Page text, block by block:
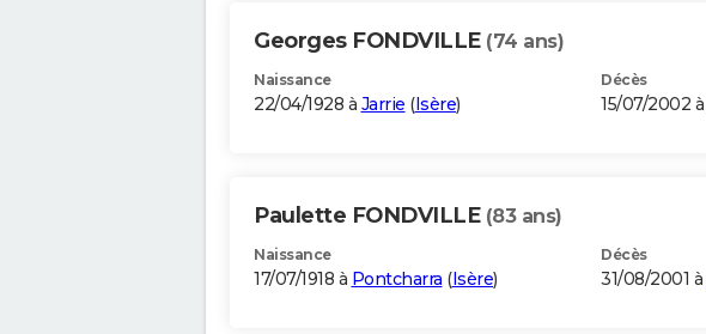
Georges FONDVILLE (74 ans)
Naissance
22/04/1928 à Jarrie (Isère)
Décès
15/07/2002 à
Paulette FONDVILLE (83 ans)
Naissance
17/07/1918 à Pontcharra (Isère)
Décès
31/08/2001 à